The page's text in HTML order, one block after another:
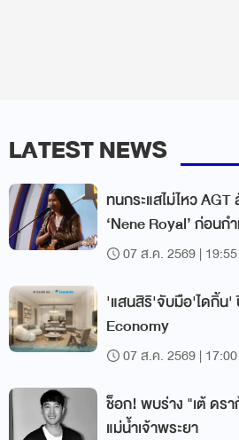
LATEST NEWS
ทนกระแสไม่ไหว
‘Nene Royal’ ก่อนก
07 ส.ค. 2569 | 19:55
'แสนสิริ'จับมือ'ไดกิ้น'
Economy
07 ส.ค. 2569 | 17:00
ช็อก! พบร่าง "เต้ ดร
แม่น้ำเจ้าพระยา